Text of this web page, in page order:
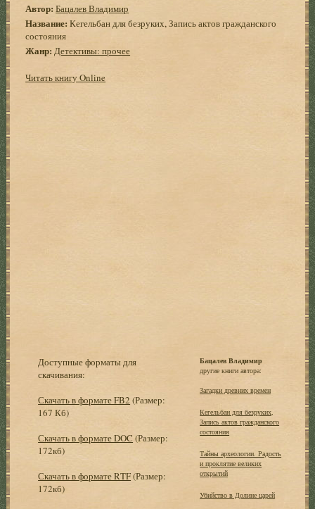
Автор: Бацалев Владимир
Название: Кегельбан для безруких, Запись актов гражданского
состояния
Жанр: Детективы: прочее
Читать книгу Online
Доступные форматы для
скачивания:
Скачать в формате FB2 (Размер:
167 Кб)
Скачать в формате DOC (Размер:
172кб)
Скачать в формате RTF(Размер:
172кб)
Бацалев Владимир
другие книги автора:
Загадки древних времен
Кегельбан для безруких,
Запись актов гражданского
состояния
Тайны археологии. Радость
и проклятие великих
открытий
Убийство в Долине царей